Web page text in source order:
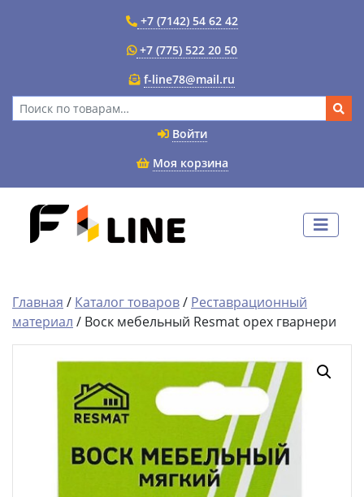
+7 (7142) 54 62 42
+7 (775) 522 20 50
f-line78@mail.ru
Искать:
Войти
Моя корзина
Главная / Каталог товаров/ Реставрационный
материал / Воск мебельный Resmat орех гварнери